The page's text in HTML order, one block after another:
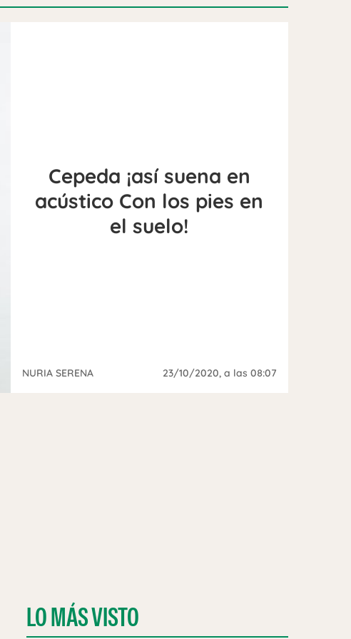
Cepeda ¡así suena en
acústico Con los pies en
el suelo!
NURIA SERENA 23/10/2020, a las 08:07
LO MÁS VISTO